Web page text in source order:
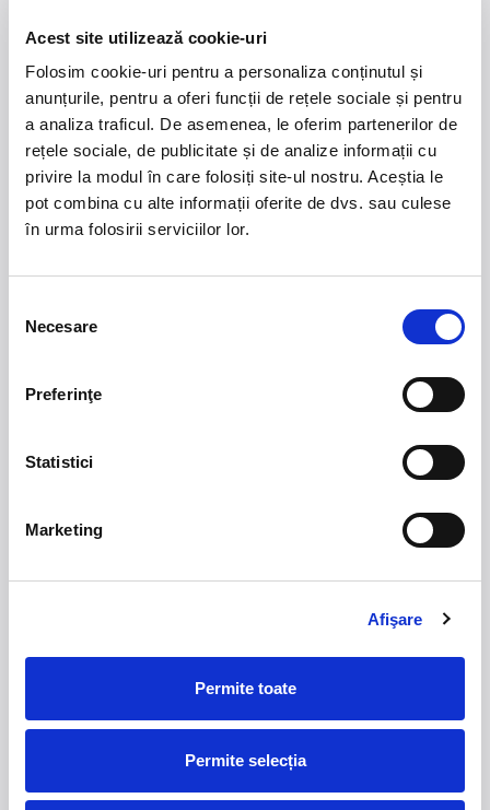
Acest site utilizează cookie-uri
Folosim cookie-uri pentru a personaliza conținutul și
anunțurile, pentru a oferi funcții de rețele sociale și pentru
a analiza traficul. De asemenea, le oferim partenerilor de
rețele sociale, de publicitate și de analize informații cu
privire la modul în care folosiți site-ul nostru. Aceștia le
pot combina cu alte informații oferite de dvs. sau culese
în urma folosirii serviciilor lor.
consimțământului
Necesare
Preferinţe
Statistici
Marketing
Afişare
Permite toate
Permite selecția
Dragostea ar fi fost forța care ar fi putut amâna
distrugerea noastră. Și, totuși, ce urmează să se
întâmple mai departe? Răspunsul la întrebarea aceasta
rămâne la latitudinea fiecăruia dintre noi...”
Hunor Horváth, regizor
Prezentat în limba germană, cu traducere în limbile
română și engleză
Spectacol realizat în parteneriat cu Goethe Institut
București și Forumul Cultural Austriac București și
susținut de IFA (Institutul pentru Relații Externe
Germania).
Data premierei: 13.03.2020
Biletul individual este activat în momentul introducerii
30 de zile de la momentul achiziției.
Spectacolul este disponibil pentru 4 ore de la activare și
NOSTALGIA Litoral
Plaja La Nueva Cucaracha, Mamaia
Morgan Jay - La Dolce
Sala Palatului, Bucuresti
CLASSIC